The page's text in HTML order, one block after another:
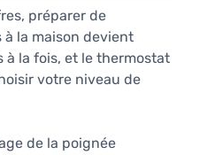
préparer de
la maison devient
la fois, et le thermostat
votre niveau de
de la poignée